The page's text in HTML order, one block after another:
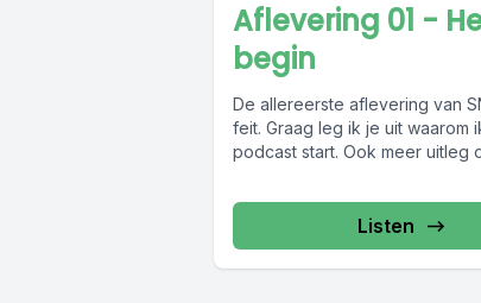
Aflevering 01 -
begin
De allereerste aflevering van
feit. Graag leg ik je uit waarom
podcast start. Ook meer uitleg
Listen